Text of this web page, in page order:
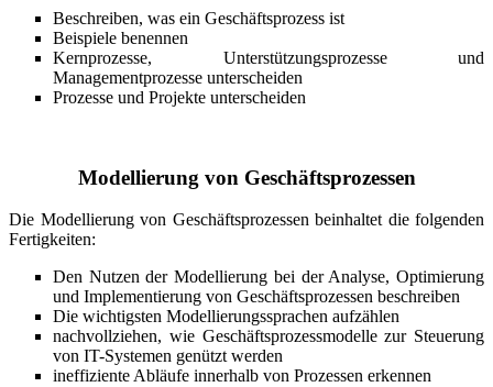
Beschreiben, was ein Geschäftsprozess ist
Beispiele benennen
Kernprozesse, Unterstützungsprozesse und
Managementprozesse unterscheiden
Prozesse und Projekte unterscheiden
Modellierung von Geschäftsprozessen
Die Modellierung von Geschäftsprozessen beinhaltet die folgenden
Fertigkeiten:
Den Nutzen der Modellierung bei der Analyse, Optimierung
und Implementierung von Geschäftsprozessen beschreiben
Die wichtigsten Modellierungssprachen aufzählen
nachvollziehen, wie Geschäftsprozessmodelle zur Steuerung
von IT-Systemen genützt werden
ineffiziente Abläufe innerhalb von Prozessen erkennen